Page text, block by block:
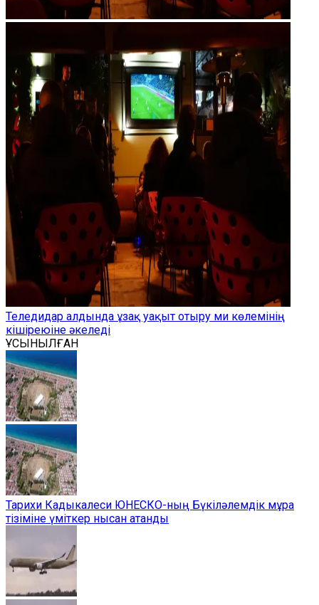
Теледидар алдында ұзақ уақыт отыру ми көлемінің
кішіреюіне әкеледі
ҰСЫНЫЛҒАН
Тарихи Кадыкалеси ЮНЕСКО-ның Бүкіләлемдік мұра
тізіміне үміткер нысан атанды